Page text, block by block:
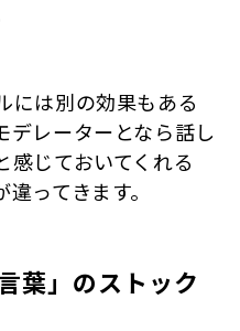
には別の効果もある
デレーターとなら話し
感じておいてくれる
ってきます。
葉」のストック